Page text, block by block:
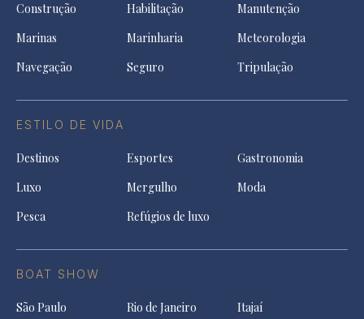
Construção Habilitação
Manutenção
Marinas
Marinharia
Meteorologia
Navegação
Seguro Tripulação
ESTILO DE VIDA
Destinos Esportes
Gastronomia
Luxo
Mergulho
Moda
Pesca
Refúgios de luxo
BOAT SHOW
São Paulo Rio de Janeiro
Itajaí